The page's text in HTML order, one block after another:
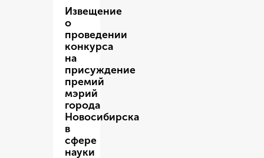
Извещение
о
проведении
конкурса
на
присуждение
премий
мэрий
города
Новосибирска
в
сфере
науки